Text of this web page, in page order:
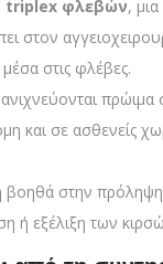
triplex φλεβών,
στον
στις φλέβες.
πρώιμα
και σε ασθενείς
βοηθά στην
ή εξέλιξη των